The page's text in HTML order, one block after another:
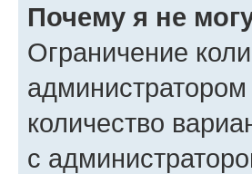
Почему я не
Ограничение
количество
с